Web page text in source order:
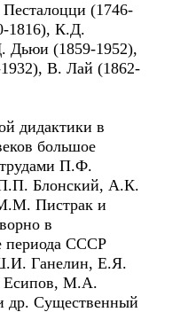
(1746-
1816), К.Д.
Дьюи (1859-1952),
B. Лай (1862-
дидактики в
большое
П.Ф.
Блонский, А.К.
Пистрак и
в
периода СССР
Ганелин, Е.Я.
Есипов, М.А.
Существенный